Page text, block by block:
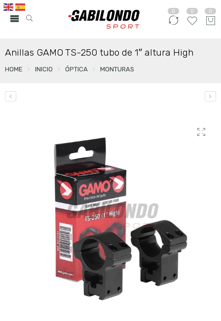
0 0 0
Anillas GAMO TS-250 tubo de 1″ altura High
HOME INICIO ÓPTICA MONTURAS